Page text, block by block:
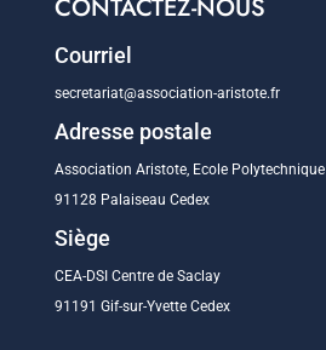
CONTACTEZ-NOUS
Courriel
secretariat@association-aristote.fr
Adresse postale
Association Aristote, Ecole Polytechnique
91128 Palaiseau Cedex
Siège
CEA-DSI Centre de Saclay
91191 Gif-sur-Yvette Cedex